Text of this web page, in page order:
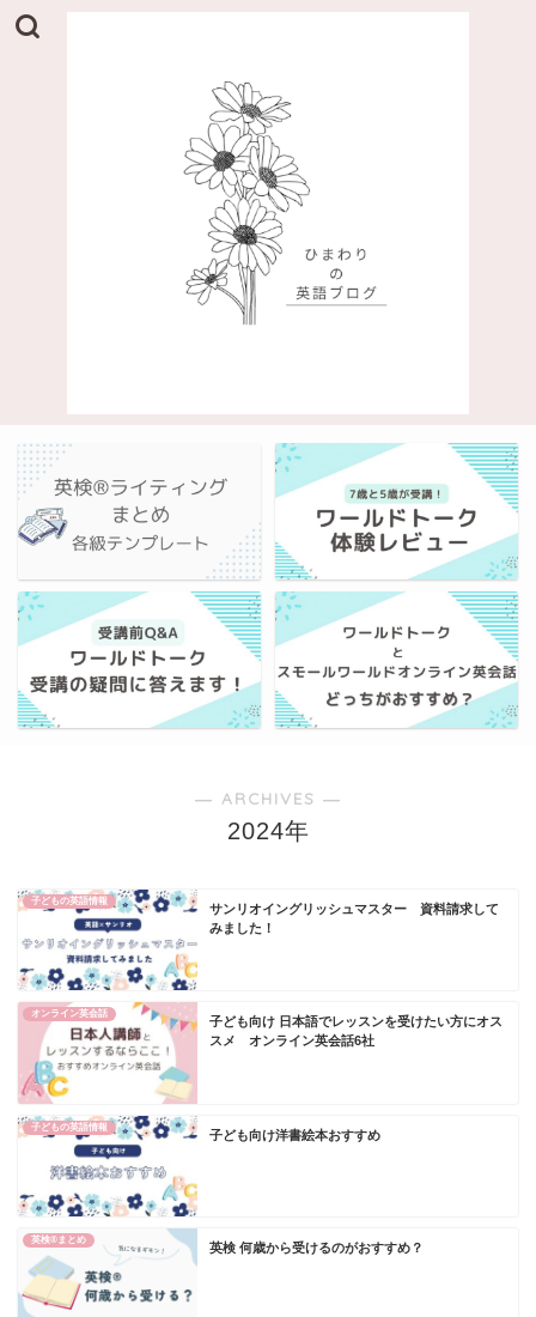
― ARCHIVES ―
2024年
子どもの英語情報
サンリオイングリッシュマスター 資料請求して
みました！
オンライン英会話
子ども向け 日本語でレッスンを受けたい方にオス
スメ オンライン英会話6社
子どもの英語情報
子ども向け洋書絵本おすすめ
英検®︎まとめ
英検 何歳から受けるのがおすすめ？